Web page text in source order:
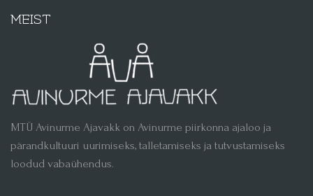
MEIST
MTÜ Avinurme Ajavakk on Avinurme piirkonna ajaloo ja
pärandkultuuri uurimiseks, talletamiseks ja tutvustamiseks
loodud vabaühendus.